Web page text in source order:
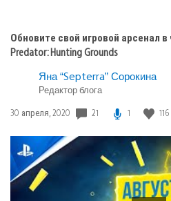
Обновите свой игровой арсенал
Predator: Hunting Grounds
Яна “Septerra” Сорокина
Редактор блога
Дата
30 апреля, 2020 21 1 116